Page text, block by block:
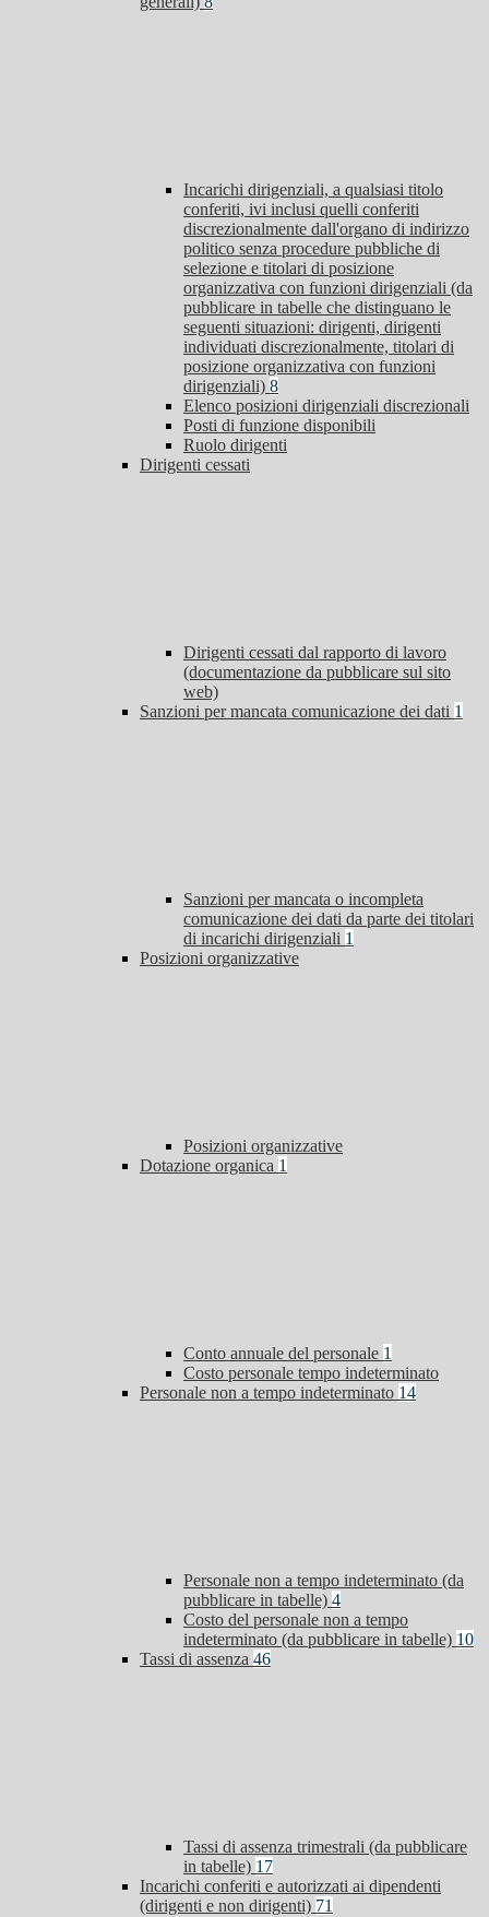
Incarichi dirigenziali, a qualsiasi titolo
conferiti, ivi inclusi quelli conferiti
discrezionalmente dall'organo di indirizzo
politico senza procedure pubbliche di
selezione e titolari di posizione
organizzativa con funzioni dirigenziali (da
pubblicare in tabelle che distinguano le
seguenti situazioni: dirigenti, dirigenti
individuati discrezionalmente, titolari di
posizione organizzativa con funzioni
dirigenziali) 8
Elenco posizioni dirigenziali discrezionali
Posti di funzione disponibili
Ruolo dirigenti
Dirigenti cessati
Dirigenti cessati dal rapporto di lavoro
(documentazione da pubblicare sul sito
web)
Sanzioni per mancata comunicazione dei dati 1
Sanzioni per mancata o incompleta
comunicazione dei dati da parte dei titolari
di incarichi dirigenziali 1
Posizioni organizzative
Posizioni organizzative
Dotazione organica 1
Conto annuale del personale 1
Costo personale tempo indeterminato
Personale non a tempo indeterminato 14
Personale non a tempo indeterminato (da
pubblicare in tabelle) 4
Costo del personale non a tempo
indeterminato (da pubblicare in tabelle) 10
Tassi di assenza 46
Tassi di assenza trimestrali (da pubblicare
in tabelle) 17
Incarichi conferiti e autorizzati ai dipendenti
(dirigenti e non dirigenti) 71